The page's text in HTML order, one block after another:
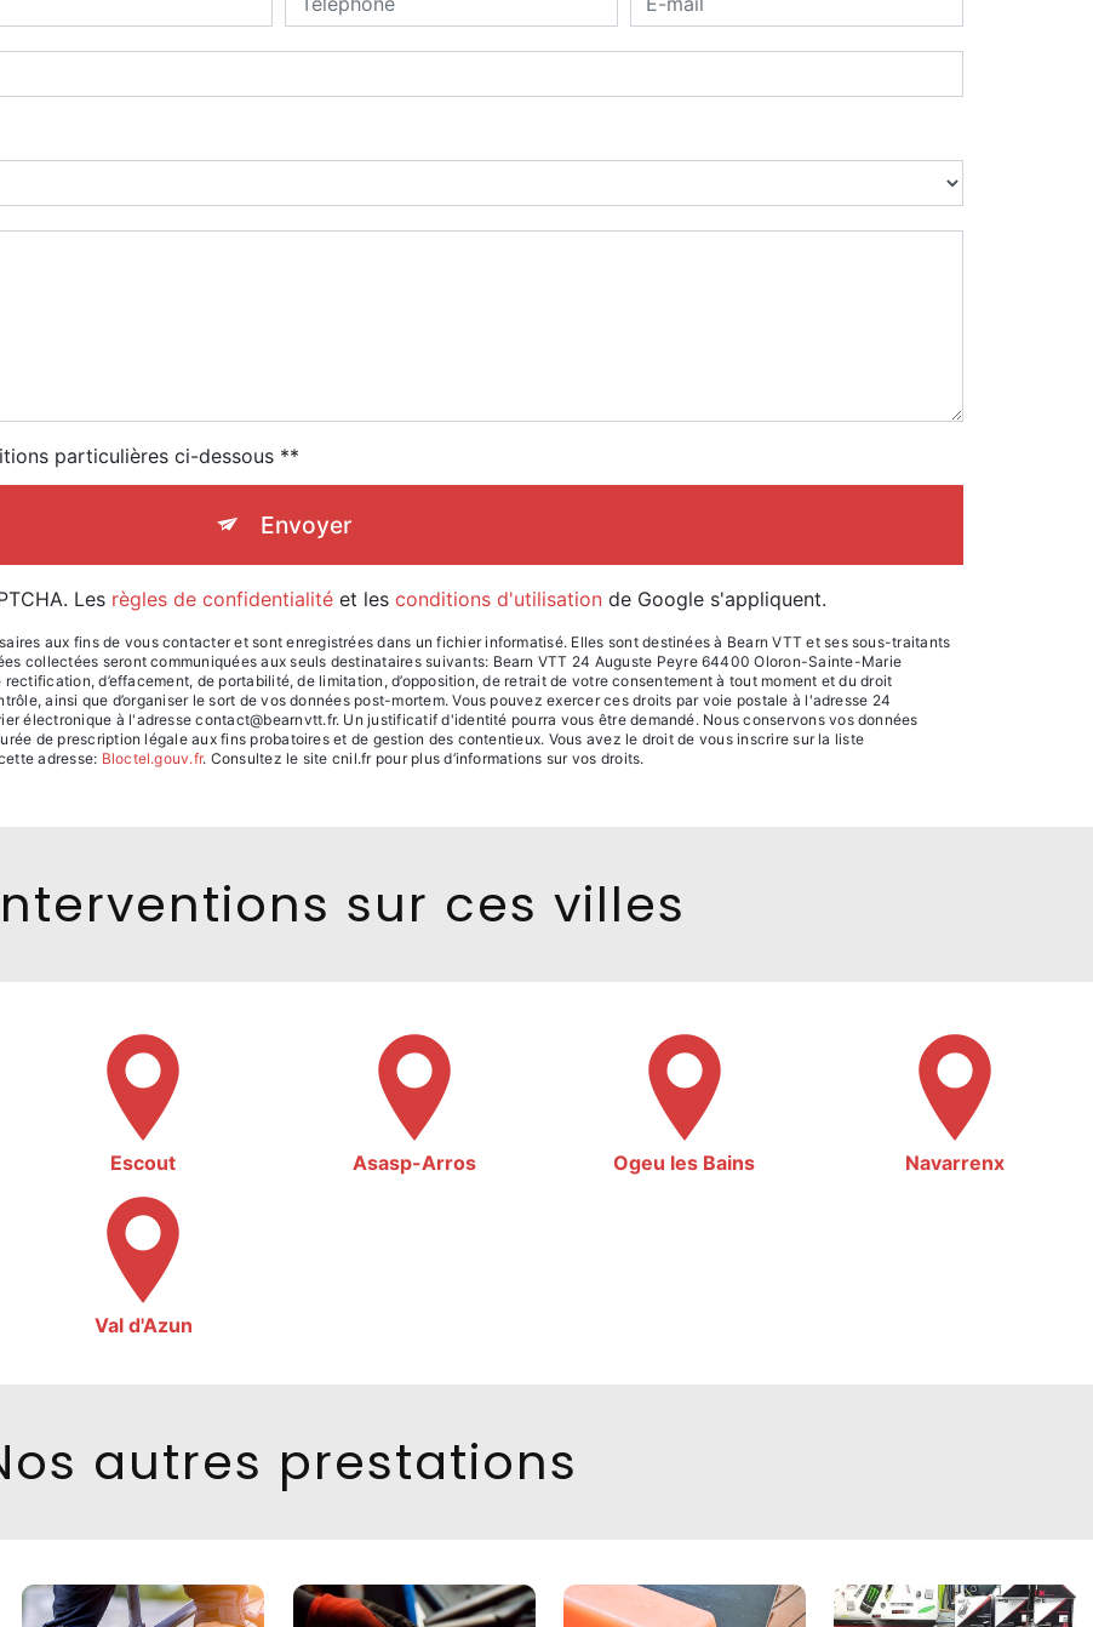
particulières ci-dessous **
Envoyer
Les règles de confidentialité et les conditions d'utilisation de Google s'appliquent.
aux fins de vous contacter et sont enregistrées dans un fichier informatisé. Elles sont destinées à Bearn VTT et ses sous-traitants
collectées seront communiquées aux seuls destinataires suivants: Bearn VTT 24 Auguste Peyre 64400 Oloron-Sainte-Marie
d’effacement, de portabilité, de limitation, d’opposition, de retrait de votre consentement à tout moment et du droit
ainsi que d’organiser le sort de vos données post-mortem. Vous pouvez exercer ces droits par voie postale à l'adresse 24
électronique à l'adresse contact@bearnvtt.fr. Un justificatif d'identité pourra vous être demandé. Nous conservons vos données
de prescription légale aux fins probatoires et de gestion des contentieux. Vous avez le droit de vous inscrire sur la liste
adresse: Bloctel.gouv.fr. Consultez le site cnil.fr pour plus d’informations sur vos droits.
sur ces villes
Escout Asasp-Arros Ogeu les Bains Navarrenx
Val d'Azun
autres prestations